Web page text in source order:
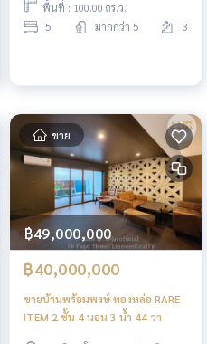
พื้นที่ : 100.00 ตร.ว.
5 มากกว่า 5 3
ขาย
฿49,000,000
฿40,000,000
ขายบ้านพร้อมพงษ์ ทองหล่อ RARE
ITEM 2 ชั้น 4 นอน 3 น้ำ 44 วา